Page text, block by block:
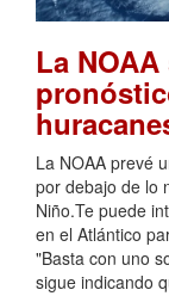
La
La NOAA prevé
por debajo de lo
Niño.Te puede
en el Atlántico
"Basta con uno
sigue indicando